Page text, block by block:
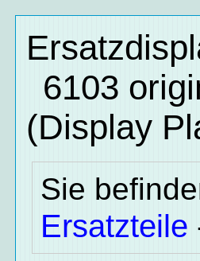
6103
(Display
Sie
Ersatzteile